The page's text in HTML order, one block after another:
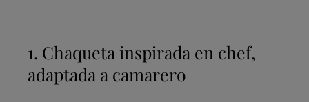
1. Chaqueta inspirada en chef,
adaptada a camarero